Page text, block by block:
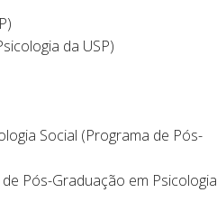
da USP)
Social (Programa de Pós-
Pós-Graduação em Psicologia